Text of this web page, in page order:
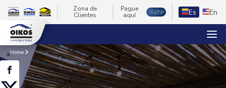
Zona de
Clientes
Pague
aquí
Es En
Home